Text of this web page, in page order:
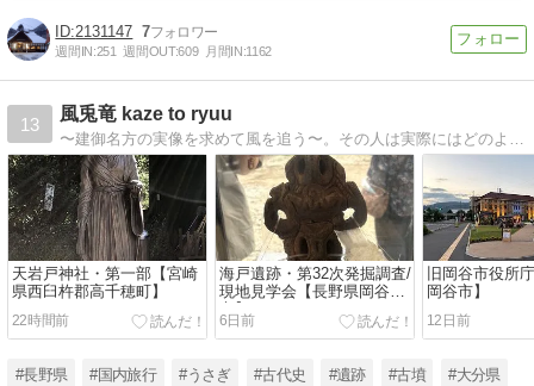
2131147 7
週間IN:251 週間OUT:609 月間IN:1162
13
風兎竜 kaze to ryuu
天岩戸神社・第一部【宮崎
県西臼杵郡高千穂町】
22時間前
海戸遺跡・第32次発掘調査/
現地見学会【長野県岡谷
市】
6日前
旧岡谷市役所
岡谷市】
12日前
#長野県 #国内旅行 #うさぎ #古代史 #遺跡 #古墳 #大分県